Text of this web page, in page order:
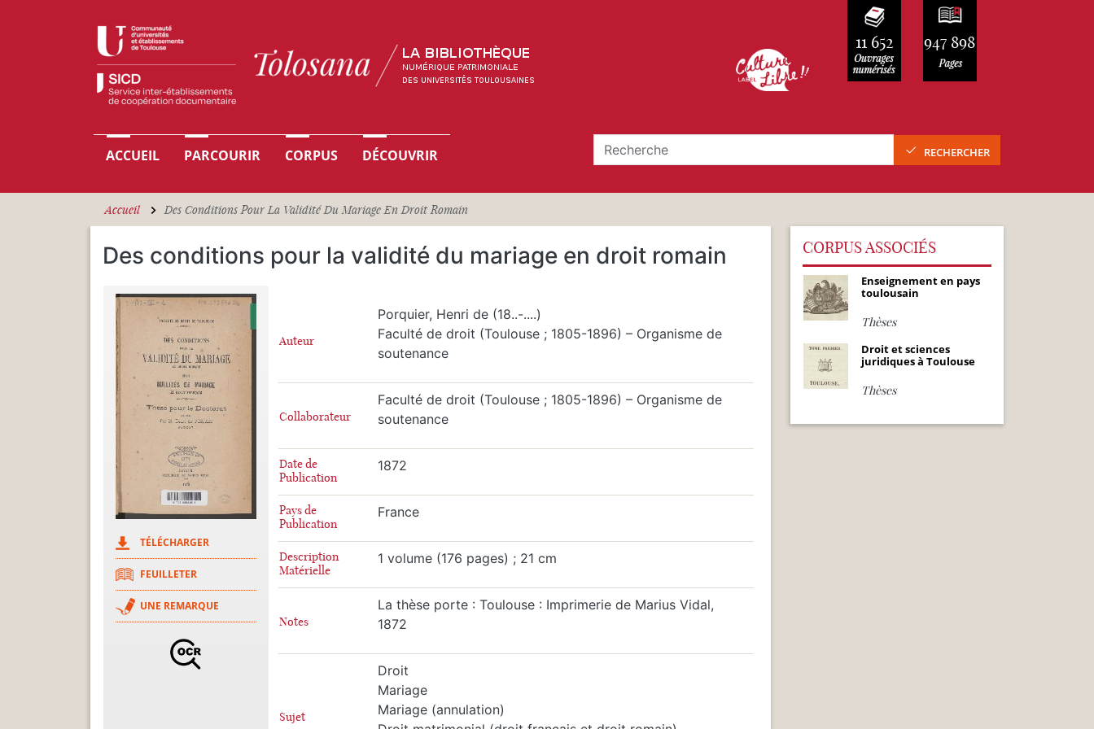
11 652 947 898
Navigation principale
ACCUEIL PARCOURIR CORPUS DÉCOUVRIR RECHERCHER
Accueil Des Conditions Pour La Validité Du Mariage En Droit Romain
Des conditions pour la validité du mariage en droit romain
TÉLÉCHARGER
FEUILLETER
UNE REMARQUE
Auteur
Porquier, Henri de (18..-....)
Faculté de droit (Toulouse ; 1805-1896) – Organisme de
soutenance
Collaborateur
Faculté de droit (Toulouse ; 1805-1896) – Organisme de
soutenance
Date de
Publication
1872
Pays de
Publication
France
Description
Matérielle
1 volume (176 pages) ; 21 cm
Notes
La thèse porte : Toulouse : Imprimerie de Marius Vidal,
1872
Sujet
Droit
Mariage
Mariage (annulation)
CORPUS ASSOCIÉS
Enseignement en pays
toulousain
Thèses
Droit et sciences
juridiques à Toulouse
Thèses